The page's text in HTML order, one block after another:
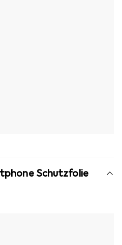
Schutzfolie